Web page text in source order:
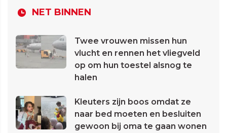
NET BINNEN
Twee vrouwen missen hun
vlucht en rennen het vliegveld
op om hun toestel alsnog te
halen
Kleuters zijn boos omdat ze
naar bed moeten en besluiten
gewoon bij oma te gaan wonen